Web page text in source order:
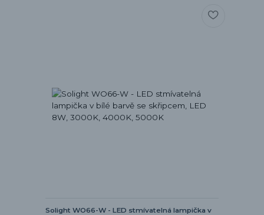
Solight WO66-W - LED stmívatelná lampička v